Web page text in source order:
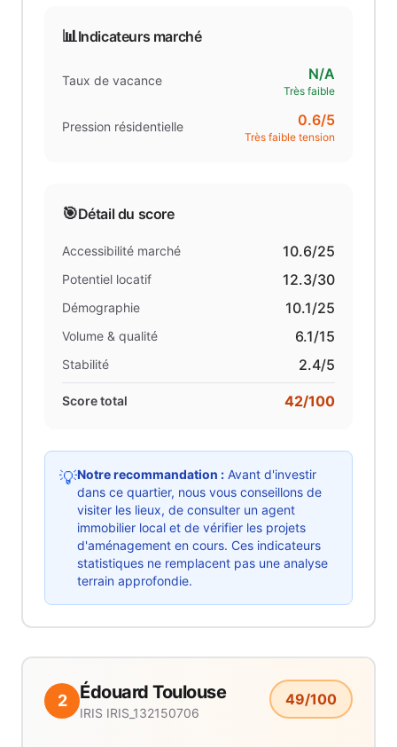
📊Indicateurs marché
Taux de vacance N/A
Très faible
Pression résidentielle 0.6/5
Très faible tension
🎯Détail du score
Accessibilité marché 10.6/25
Potentiel locatif 12.3/30
Démographie 10.1/25
Volume & qualité 6.1/15
Stabilité 2.4/5
Score total 42/100
💡Notre recommandation : Avant d'investir
dans ce quartier, nous vous conseillons de
visiter les lieux, de consulter un agent
immobilier local et de vérifier les projets
d'aménagement en cours. Ces indicateurs
statistiques ne remplacent pas une analyse
terrain approfondie.
2 Édouard Toulouse
IRIS IRIS_132150706
49/100